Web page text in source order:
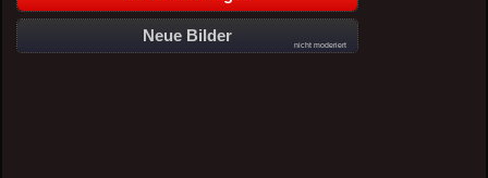
Neue Bilder
nicht moderiert